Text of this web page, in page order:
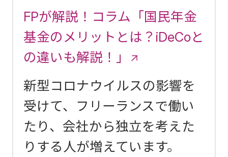
FPが解説！コラム「国民年金
基金のメリットとは？iDeCoと
の違いも解説！」
新型コロナウイルスの影響を
受けて、フリーランスで働い
たり、会社から独立を考えた
りする人が増えています。